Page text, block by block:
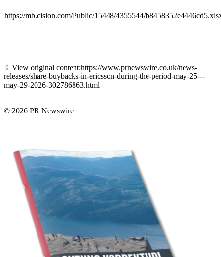
https://mb.cision.com/Public/15448/4355544/
View original content:https://www.prnewswire.co.uk/news-
releases/share-buybacks-in-ericsson-during-the-period-may-25---
may-29-2026-302786863.html
© 2026 PR Newswire